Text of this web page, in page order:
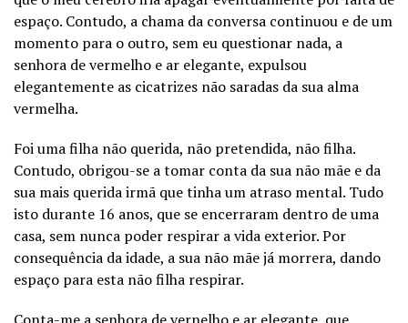
espaço. Contudo, a chama da conversa continuou e de um
momento para o outro, sem eu questionar nada, a
senhora de vermelho e ar elegante, expulsou
elegantemente as cicatrizes não saradas da sua alma
vermelha.
Foi uma filha não querida, não pretendida, não filha.
Contudo, obrigou-se a tomar conta da sua não mãe e da
sua mais querida irmã que tinha um atraso mental. Tudo
isto durante 16 anos, que se encerraram dentro de uma
casa, sem nunca poder respirar a vida exterior. Por
consequência da idade, a sua não mãe já morrera, dando
espaço para esta não filha respirar.